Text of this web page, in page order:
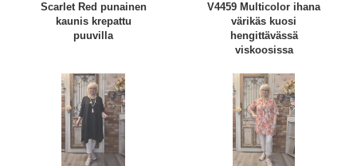
Scarlet Red punainen
kaunis krepattu
puuvilla
V4459 Multicolor ihana
värikäs kuosi
hengittävässä
viskoosissa